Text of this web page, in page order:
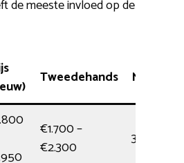
de meeste invloed op de
Tweedehands Montage
€1.700 –
€2.300
3,5 uur